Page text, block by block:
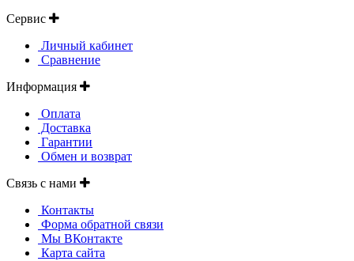
Сервис
Личный кабинет
Сравнение
Информация
Оплата
Доставка
Гарантии
Обмен и возврат
Связь с нами
Контакты
Форма обратной связи
Мы ВКонтакте
Карта сайта